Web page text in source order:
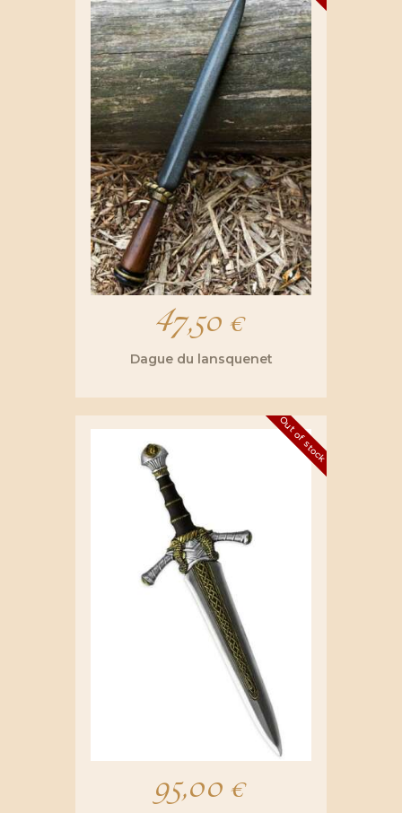
47,50€
Dague du lansquenet
Out of stock
95,00€